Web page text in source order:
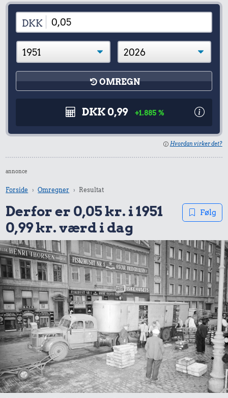
DKK
OMREGN
DKK 0,99 +1.885 %
Hvordan virker det?
annonce
Forside Omregner Resultat
Derfor er 0,05 kr. i 1951
0,99 kr. værd i dag
Følg